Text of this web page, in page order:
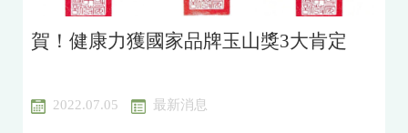
賀！健康力獲國家品牌玉山獎3大肯定
2022.07.05 最新消息